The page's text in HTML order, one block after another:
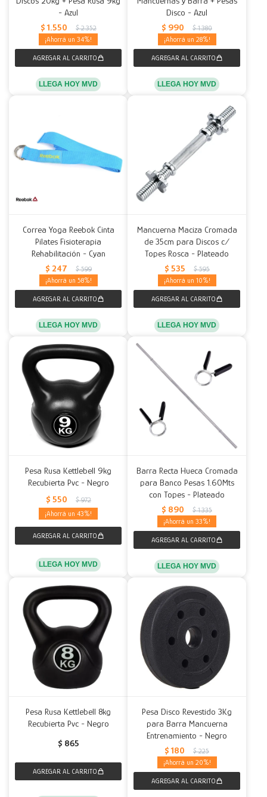
- Azul
$ 1.550 $ 2.352
34
LLEGA HOY MVD
Disco - Azul
$ 990 $ 1.380
28
LLEGA HOY MVD
Correa Yoga Reebok Cinta
Pilates Fisioterapia
Rehabilitación - Cyan
$ 247 $ 599
58
LLEGA HOY MVD
Mancuerna Maciza Cromada
de 35cm para Discos c/
Topes Rosca - Plateado
$ 535 $ 595
10
LLEGA HOY MVD
Pesa Rusa Kettlebell 9kg
Recubierta Pvc - Negro
$ 550 $ 972
43
LLEGA HOY MVD
Barra Recta Hueca Cromada
para Banco Pesas 1.60Mts
con Topes - Plateado
$ 890 $ 1.335
33
LLEGA HOY MVD
Pesa Rusa Kettlebell 8kg
Recubierta Pvc - Negro
$ 865
Pesa Disco Revestido 3Kg
para Barra Mancuerna
Entrenamiento - Negro
$ 180 $ 225
20
Mesas
Calefactores
Acolchados y Frazadas
Fundas
Decoración
Accesorios para el hogar
Herramientas
Accesorios
Muebles Infantiles